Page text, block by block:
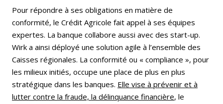
Pour répondre à ses obligations en matière de
conformité, le Crédit Agricole fait appel à ses équipes
expertes. La banque collabore aussi avec des start-up.
Wirk a ainsi déployé une solution agile à l’ensemble des
Caisses régionales. La conformité ou « compliance », pour
les milieux initiés, occupe une place de plus en plus
stratégique dans les banques. Elle vise à prévenir et à
lutter contre la fraude, la délinquance financière, le